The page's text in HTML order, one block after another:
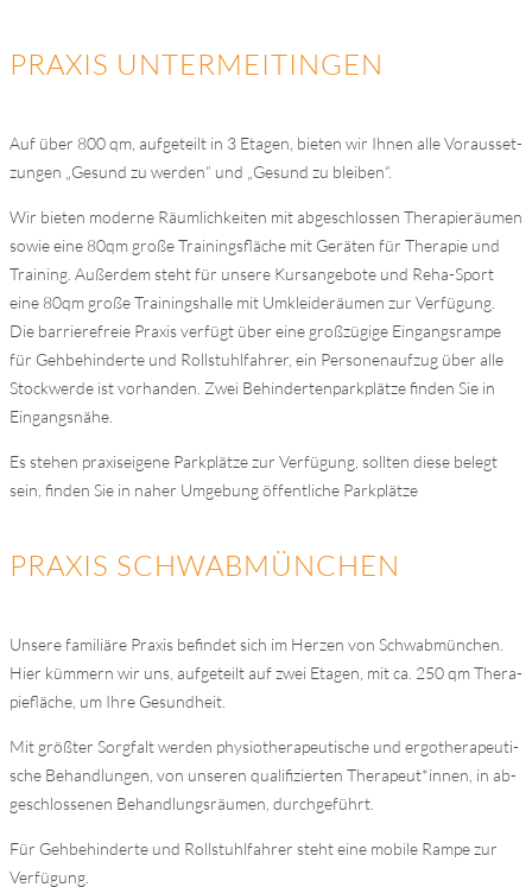
PRA­XIS UN­TER­MEIT­IN­GEN
Auf über 800 qm, auf­ge­teilt in 3 Eta­gen, bie­ten wir Ih­nen alle Vor­aus­set­
zun­gen „Ge­sund zu wer­den“ und „Ge­sund zu blei­ben“.
Wir bie­ten mo­der­ne Räum­lich­kei­ten mit ab­ge­schlos­sen The­ra­pie­räu­men
so­wie eine 80qm gro­ße Trai­nings­flä­che mit Ge­rä­ten für The­ra­pie und
Trai­ning. Au­ßer­dem steht für un­se­re Kurs­an­ge­bo­te und Reha-Sport
eine 80qm gro­ße Trai­nings­hal­le mit Um­klei­de­räu­men zur Ver­fü­gung.
Die bar­rie­re­freie Pra­xis ver­fügt über eine groß­zü­gi­ge Ein­gangs­ram­pe
für Geh­be­hin­der­te und Roll­stuhl­fah­rer, ein Per­so­nen­auf­zug über alle
Stock­wer­de ist vor­han­den. Zwei Be­hin­der­ten­park­plät­ze fin­den Sie in
Ein­gangs­nä­he.
Es ste­hen pra­xis­ei­ge­ne Park­plät­ze zur Ver­fü­gung, soll­ten die­se be­legt
sein, fin­den Sie in na­her Um­ge­bung öf­fent­li­che Park­plät­ze
PRA­XIS SCHWAB­MÜN­CHEN
Un­se­re fa­mi­liä­re Pra­xis be­fin­det sich im Her­zen von Schwab­mün­chen.
Hier küm­mern wir uns, auf­ge­teilt auf zwei Eta­gen, mit ca. 250 qm The­ra­
pie­flä­che, um Ihre Ge­sund­heit.
Mit größ­ter Sorg­falt wer­den phy­sio­the­ra­peu­ti­sche und er­go­the­ra­peu­ti­
sche Be­hand­lun­gen, von un­se­ren qua­li­fi­zier­ten Therapeut*innen, in ab­
ge­schlos­se­nen Be­hand­lungs­räu­men, durch­ge­führt.
Für Geh­be­hin­der­te und Roll­stuhl­fah­rer steht eine mo­bi­le Ram­pe zur
Ver­fü­gung.